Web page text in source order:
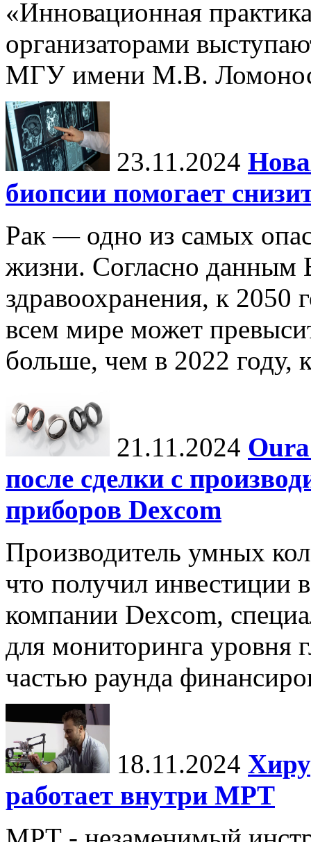
«Инновационная
организаторами
МГУ имени М.В.
23.11.2024
биопсии помогает
Рак — одно из самых
жизни. Согласно данным
здравоохранения, к 2050
всем мире может
больше, чем в 2022 году,
21.11.2024
после сделки с
приборов Dexcom
Производитель умных
что получил инвестиции
компании Dexcom,
для мониторинга уровня
частью раунда
18.11.2024
работает внутри МРТ